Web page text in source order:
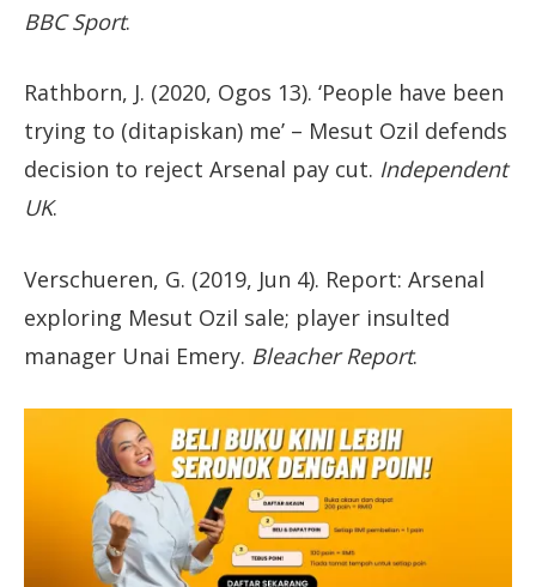
BBC Sport.
Rathborn, J. (2020, Ogos 13). ‘People have been
trying to (ditapiskan) me’ – Mesut Ozil defends
decision to reject Arsenal pay cut. Independent
UK.
Verschueren, G. (2019, Jun 4). Report: Arsenal
exploring Mesut Ozil sale; player insulted
manager Unai Emery. Bleacher Report.